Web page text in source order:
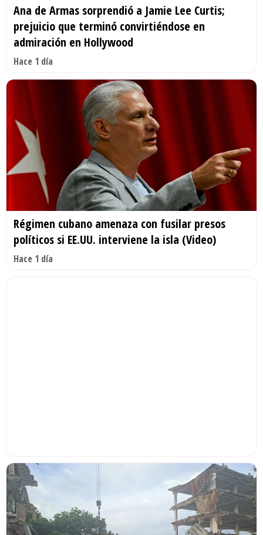
Ana de Armas sorprendió a Jamie Lee Curtis;
prejuicio que terminó convirtiéndose en
admiración en Hollywood
Hace 1 día
Régimen cubano amenaza con fusilar presos
políticos si EE.UU. interviene la isla (Video)
Hace 1 día